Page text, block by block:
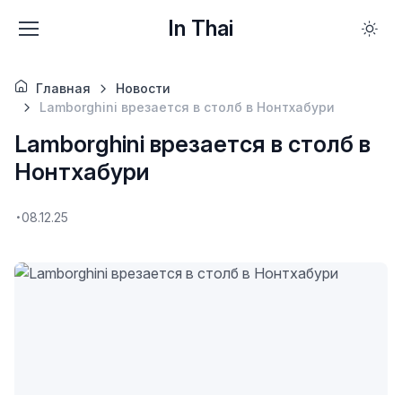
In Thai
Главная
Новости
Lamborghini врезается в столб в Нонтхабури
Lamborghini врезается в столб в
Нонтхабури
08.12.25